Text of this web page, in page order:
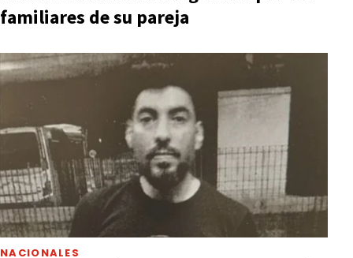
familiares de su pareja
NACIONALES